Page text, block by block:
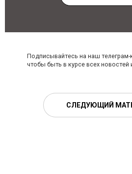
Подписывайтесь на наш телеграм-
чтобы быть в курсе всех новостей
СЛЕДУЮЩИЙ